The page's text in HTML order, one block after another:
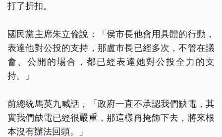
打了折扣。
國民黨主席朱立倫說：「侯市長他會用具體的行動，
表達他對公投的支持，那盧市長已經多次，不管在議
會、公開的場合，都已經表達她對公投全力的支
持。」
前總統馬英九喊話，「政府一直不承認我們缺電，其
實我們缺電已經很嚴重，那這樣再掩飾下去，將來根
本沒有辦法回頭。」